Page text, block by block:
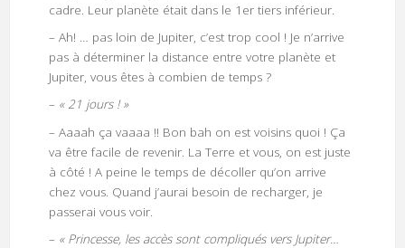
cadre. Leur planète était dans le 1er tiers inférieur.
– Ah! … pas loin de Jupiter, c’est trop cool ! Je n’arrive
pas à déterminer la distance entre votre planète et
Jupiter, vous êtes à combien de temps ?
– « 21 jours ! »
– Aaaah ça vaaaa !! Bon bah on est voisins quoi ! Ça
va être facile de revenir. La Terre et vous, on est juste
à côté ! A peine le temps de décoller qu’on arrive
chez vous. Quand j’aurai besoin de recharger, je
passerai vous voir.
– « Princesse, les accès sont compliqués vers Jupiter…